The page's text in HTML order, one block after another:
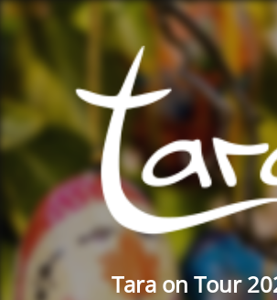
Tara on Tour